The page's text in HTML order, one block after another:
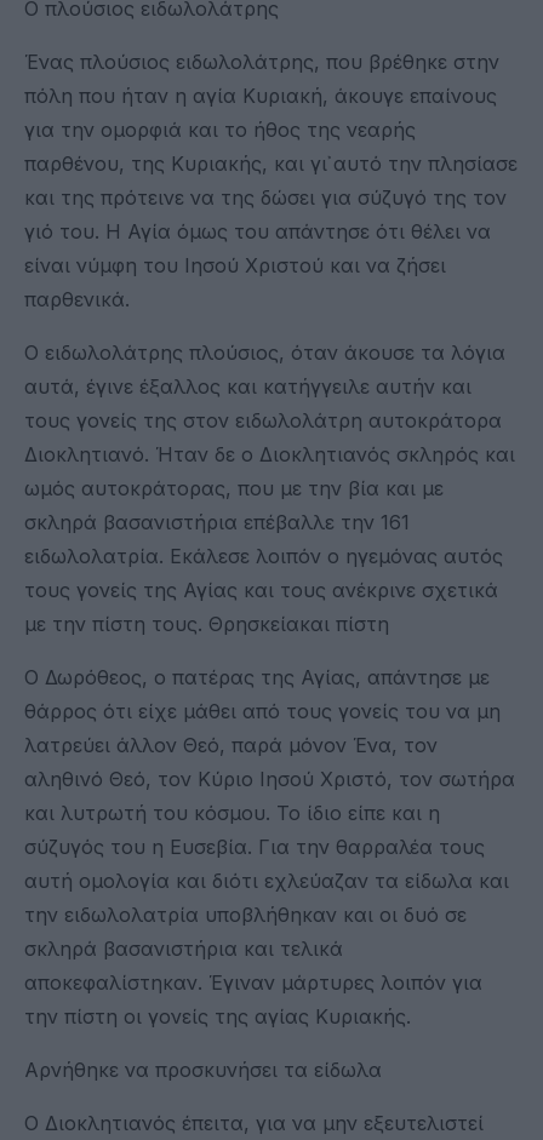
Ο πλούσιος ειδωλολάτρης
Ένας πλούσιος ειδωλολάτρης, που βρέθηκε στην
πόλη που ήταν η αγία Κυριακή, άκουγε επαίνους
για την ομορφιά και το ήθος της νεαρής
παρθένου, της Κυριακής, και γι᾽ αυτό την πλησίασε
και της πρότεινε να της δώσει για σύζυγό της τον
γιό του. Η Αγία όμως του απάντησε ότι θέλει να
είναι νύμφη του Ιησού Χριστού και να ζήσει
παρθενικά.
Ο ειδωλολάτρης πλούσιος, όταν άκουσε τα λόγια
αυτά, έγινε έξαλλος και κατήγγειλε αυτήν και
τους γονείς της στον ειδωλολάτρη αυτοκράτορα
Διοκλητιανό. Ήταν δε ο Διοκλητιανός σκληρός και
ωμός αυτοκράτορας, που με την βία και με
σκληρά βασανιστήρια επέβαλλε την 161
ειδωλολατρία. Εκάλεσε λοιπόν ο ηγεμόνας αυτός
τους γονείς της Αγίας και τους ανέκρινε σχετικά
με την πίστη τους. Θρησκείακαι πίστη
Ο Δωρόθεος, ο πατέρας της Αγίας, απάντησε με
θάρρος ότι είχε μάθει από τους γονείς του να μη
λατρεύει άλλον Θεό, παρά μόνον Ένα, τον
αληθινό Θεό, τον Κύριο Ιησού Χριστό, τον σωτήρα
και λυτρωτή του κόσμου. Το ίδιο είπε και η
σύζυγός του η Ευσεβία. Για την θαρραλέα τους
αυτή ομολογία και διότι εχλεύαζαν τα είδωλα και
την ειδωλολατρία υποβλήθηκαν και οι δυό σε
σκληρά βασανιστήρια και τελικά
αποκεφαλίστηκαν. Έγιναν μάρτυρες λοιπόν για
την πίστη οι γονείς της αγίας Κυριακής.
Αρνήθηκε να προσκυνήσει τα είδωλα
Ο Διοκλητιανός έπειτα, για να μην εξευτελιστεί